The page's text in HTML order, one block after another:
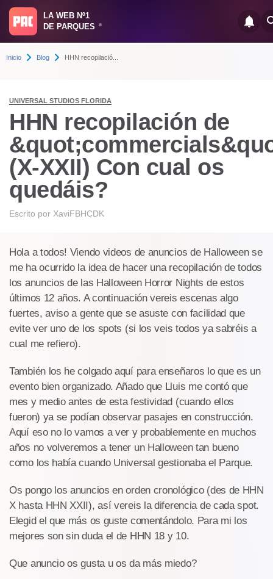
LA WEB Nº1
DE PARQUES
®
Inicio Blog HHN recopilació...
UNIVERSAL STUDIOS FLORIDA
HHN recopilación de
(X-XXII) Con cual os
quedáis?
Escrito por XaviFBHCDK
Hola a todos! Viendo videos de anuncios de Halloween se
me ha ocurrido la idea de hacer una recopilación de todos
los anuncios de las Halloween Horror Nights de estos
últimos 12 años. A continuación vereis escenas algo
fuertes, aviso a gente que se asuste con facilidad que
evite ver uno de los spots (si los veis todos ya sabréis a
cual me refiero).
También los he colgado aquí para enseñaros lo que es un
evento bien organizado. Añado que Lluis me contó que
mes y medio antes de esta festividad (cuando ellos
fueron) ya se podían observar pasajes en construcción.
Aquí eso no lo vamos a ver y probablemente en muchos
años no volveremos a tener un Halloween tan bueno
como los había cuando Universal gestionaba el Parque.
Os pongo los anuncios en orden cronológico (des de HHN
X hasta HHN XXII), así vereis la diferencia de cada spot.
Elegid el que más os guste comentándolo. Para mi los
mejores son sin duda el de HHN 18 y 10.
Que anuncio os gusta u os da más miedo?